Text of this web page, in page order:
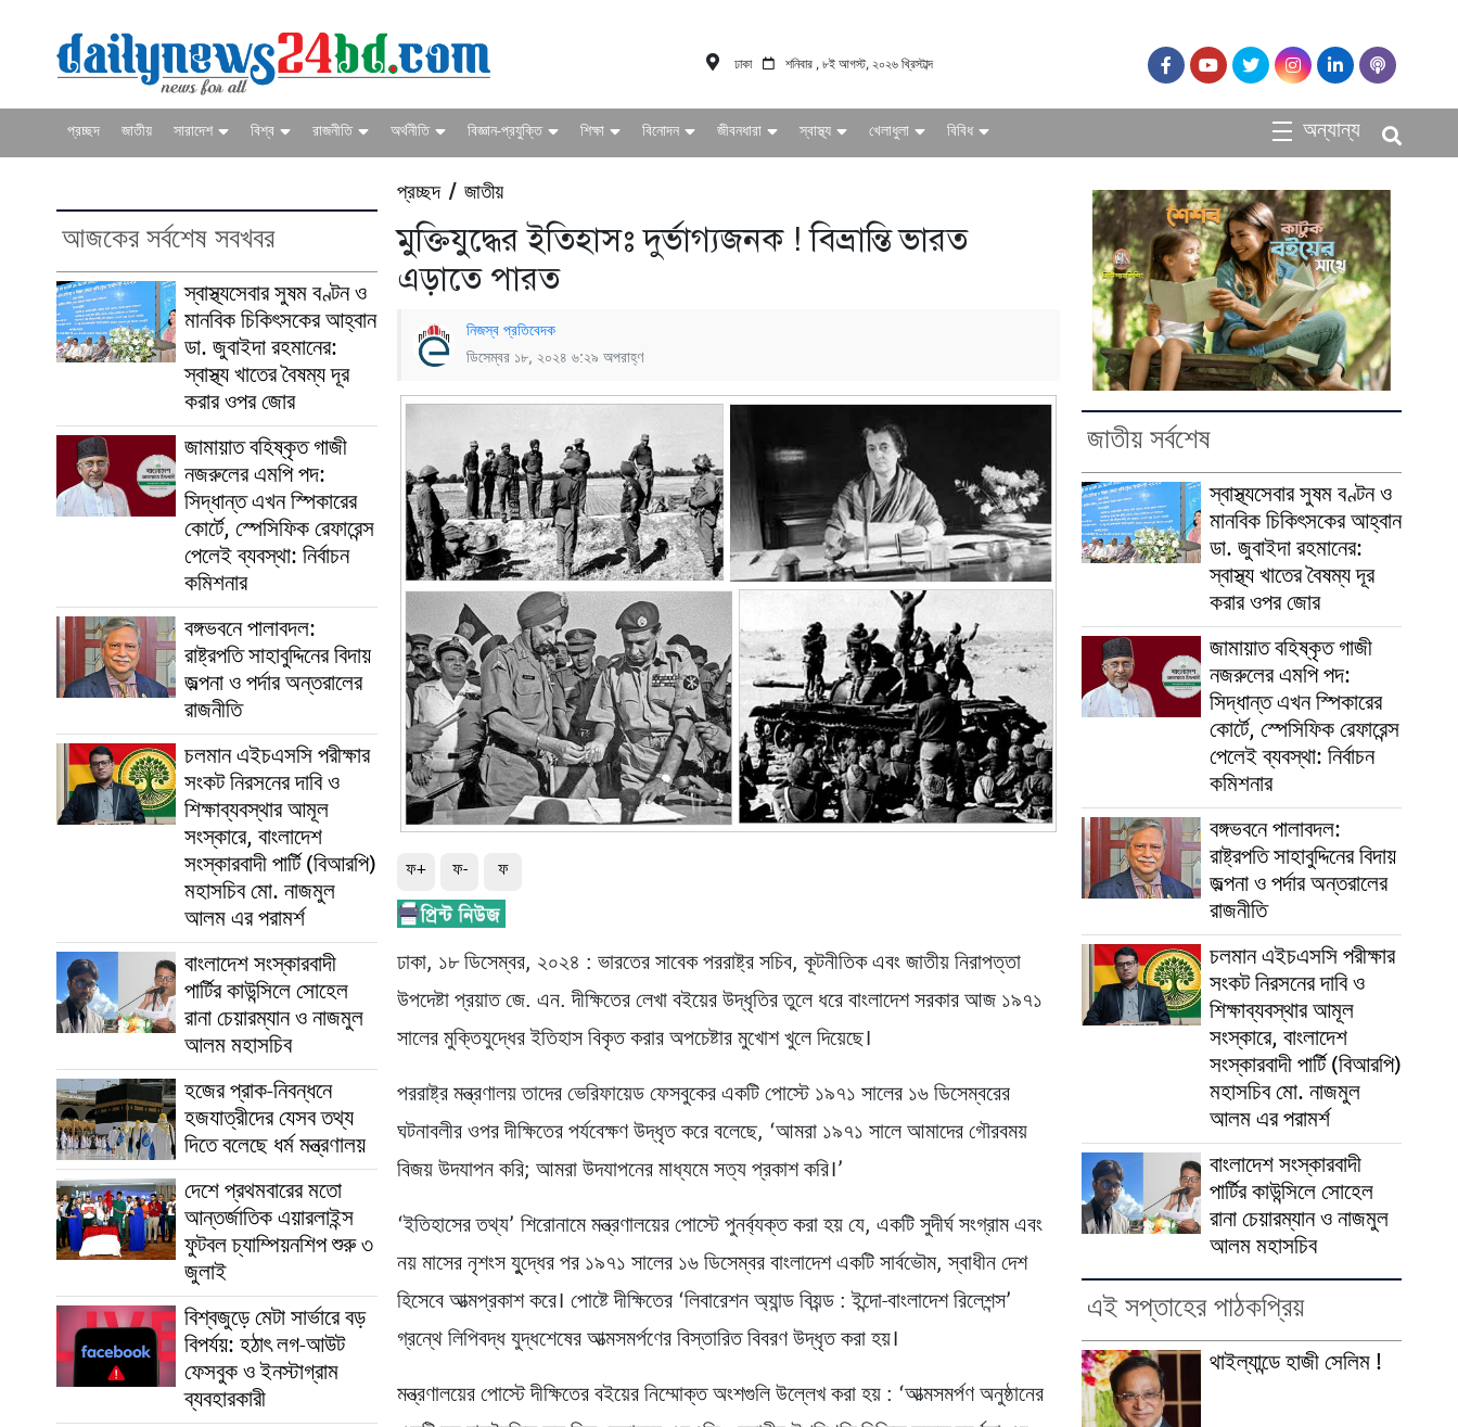
ঢাকা শনিবার , ৮ই আগস্ট, ২০২৬ খ্রিস্টাব্দ
প্রচ্ছদ জাতীয় সারাদেশ বিশ্ব রাজনীতি অর্থনীতি বিজ্ঞান-প্রযুক্তি শিক্ষা বিনোদন জীবনধারা স্বাস্থ্য খেলাধুলা বিবিধ অন্যান্য
আজকের সর্বশেষ সবখবর
স্বাস্থ্যসেবার সুষম বণ্টন ও
মানবিক চিকিৎসকের আহ্বান
ডা. জুবাইদা রহমানের:
স্বাস্থ্য খাতের বৈষম্য দূর
করার ওপর জোর
জামায়াত বহিষ্কৃত গাজী
নজরুলের এমপি পদ:
সিদ্ধান্ত এখন স্পিকারের
কোর্টে, স্পেসিফিক রেফারেন্স
পেলেই ব্যবস্থা: নির্বাচন
কমিশনার
বঙ্গভবনে পালাবদল:
রাষ্ট্রপতি সাহাবুদ্দিনের বিদায়
জল্পনা ও পর্দার অন্তরালের
রাজনীতি
চলমান এইচএসসি পরীক্ষার
সংকট নিরসনের দাবি ও
শিক্ষাব্যবস্থার আমূল
সংস্কারে, বাংলাদেশ
সংস্কারবাদী পার্টি (বিআরপি)
মহাসচিব মো. নাজমুল
আলম এর পরামর্শ
বাংলাদেশ সংস্কারবাদী
পার্টির কাউন্সিলে সোহেল
রানা চেয়ারম্যান ও নাজমুল
আলম মহাসচিব
হজের প্রাক-নিবন্ধনে
হজযাত্রীদের যেসব তথ্য
দিতে বলেছে ধর্ম মন্ত্রণালয়
দেশে প্রথমবারের মতো
আন্তর্জাতিক এয়ারলাইন্স
ফুটবল চ্যাম্পিয়নশিপ শুরু ৩
জুলাই
বিশ্বজুড়ে মেটা সার্ভারে বড়
বিপর্যয়: হঠাৎ লগ-আউট
ফেসবুক ও ইনস্টাগ্রাম
ব্যবহারকারী
প্রচ্ছদ/জাতীয়
মুক্তিযুদ্ধের ইতিহাসঃ দুর্ভাগ্যজনক ! বিভ্রান্তি ভারত
এড়াতে পারত
নিজস্ব প্রতিবেদক
ডিসেম্বর ১৮, ২০২৪ ৬:২৯ অপরাহ্ণ
ফ+ ফ- ফ
ঢাকা, ১৮ ডিসেম্বর, ২০২৪ : ভারতের সাবেক পররাষ্ট্র সচিব, কূটনীতিক এবং জাতীয় নিরাপত্তা
উপদেষ্টা প্রয়াত জে. এন. দীক্ষিতের লেখা বইয়ের উদ্ধৃতির তুলে ধরে বাংলাদেশ সরকার আজ ১৯৭১
সালের মুক্তিযুদ্ধের ইতিহাস বিকৃত করার অপচেষ্টার মুখোশ খুলে দিয়েছে।
পররাষ্ট্র মন্ত্রণালয় তাদের ভেরিফায়েড ফেসবুকের একটি পোস্টে ১৯৭১ সালের ১৬ ডিসেম্বরের
ঘটনাবলীর ওপর দীক্ষিতের পর্যবেক্ষণ উদ্ধৃত করে বলেছে, ‘আমরা ১৯৭১ সালে আমাদের গৌরবময়
বিজয় উদযাপন করি; আমরা উদযাপনের মাধ্যমে সত্য প্রকাশ করি।’
‘ইতিহাসের তথ্য’ শিরোনামে মন্ত্রণালয়ের পোস্টে পুনর্ব্যক্ত করা হয় যে, একটি সুদীর্ঘ সংগ্রাম এবং
নয় মাসের নৃশংস যুুদ্ধের পর ১৯৭১ সালের ১৬ ডিসেম্বর বাংলাদেশ একটি সার্বভৌম, স্বাধীন দেশ
হিসেবে আত্মপ্রকাশ করে। পোষ্টে দীক্ষিতের ‘লিবারেশন অ্যান্ড বিয়ন্ড : ইন্দো-বাংলাদেশ রিলেশন্স’
গ্রন্থে লিপিবদ্ধ যুদ্ধশেষের আত্মসমর্পণের বিস্তারিত বিবরণ উদ্ধৃত করা হয়।
মন্ত্রণালয়ের পোস্টে দীক্ষিতের বইয়ের নিম্মোক্ত অংশগুলি উল্লেখ করা হয় : ‘আত্মসমর্পণ অনুষ্ঠানের
জাতীয় সর্বশেষ
স্বাস্থ্যসেবার সুষম বণ্টন ও
মানবিক চিকিৎসকের আহ্বান
ডা. জুবাইদা রহমানের:
স্বাস্থ্য খাতের বৈষম্য দূর
করার ওপর জোর
জামায়াত বহিষ্কৃত গাজী
নজরুলের এমপি পদ:
সিদ্ধান্ত এখন স্পিকারের
কোর্টে, স্পেসিফিক রেফারেন্স
পেলেই ব্যবস্থা: নির্বাচন
কমিশনার
বঙ্গভবনে পালাবদল:
রাষ্ট্রপতি সাহাবুদ্দিনের বিদায়
জল্পনা ও পর্দার অন্তরালের
রাজনীতি
চলমান এইচএসসি পরীক্ষার
সংকট নিরসনের দাবি ও
শিক্ষাব্যবস্থার আমূল
সংস্কারে, বাংলাদেশ
সংস্কারবাদী পার্টি (বিআরপি)
মহাসচিব মো. নাজমুল
আলম এর পরামর্শ
বাংলাদেশ সংস্কারবাদী
পার্টির কাউন্সিলে সোহেল
রানা চেয়ারম্যান ও নাজমুল
আলম মহাসচিব
এই সপ্তাহের পাঠকপ্রিয়
থাইল্যান্ডে হাজী সেলিম !